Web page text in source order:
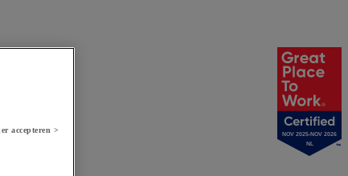
NOV 2025-NOV 2026
NL
accepteren >